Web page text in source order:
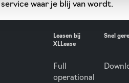
waar je blij van wordt.
Leasen bij
XLLease
Full
operational
Snel